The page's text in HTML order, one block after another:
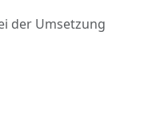
der Umsetzung